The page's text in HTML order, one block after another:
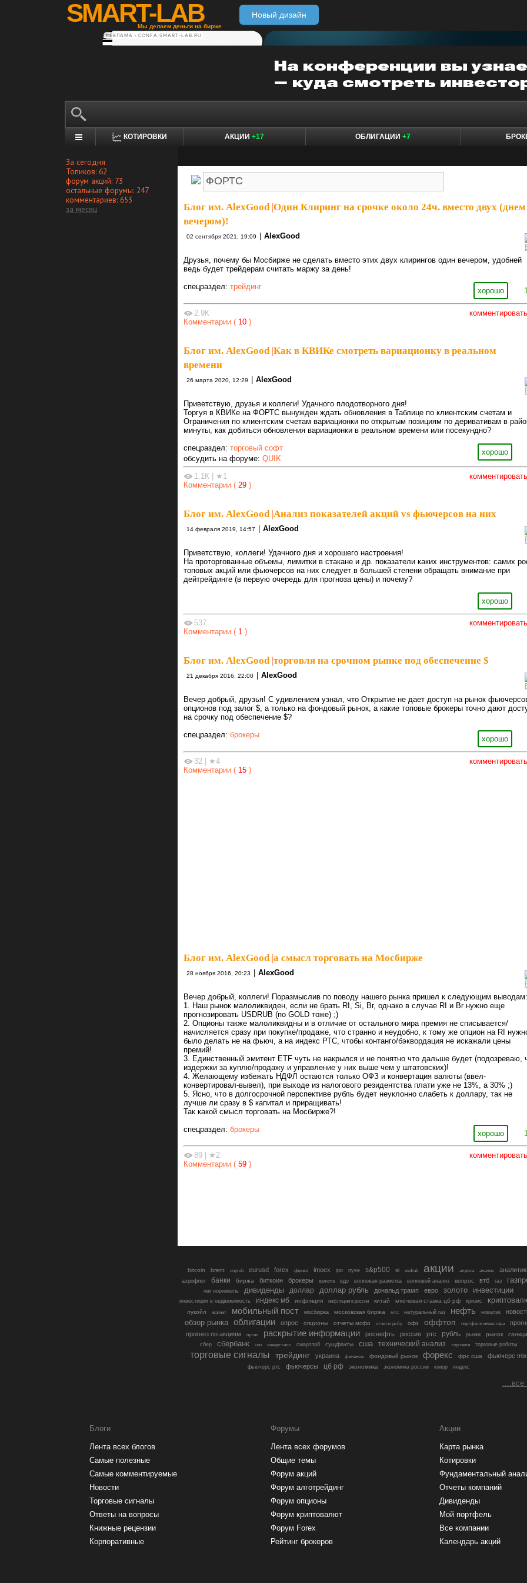
SMART-LAB
Мы делаем деньги на бирже
Новый дизайн
РЕКЛАМА • CONFA.SMART-LAB.RU
КОТИРОВКИ АКЦИИ +17 ОБЛИГАЦИИ +7
За сегодня
Топиков: 62
форум акций: 73
остальные форумы: 247
комментариев: 653
за месяц
Блог им. AlexGood| Один Клиринг на срочке около 24ч. вместо двух
вечером)!
02 сентября 2021, 19:09 AlexGood
Друзья, почему бы Мосбирже не сделать вместо этих двух клирингов один вечером, удобней
ведь будет трейдерам считать маржу за день!
хорошо
спецраздел: трейдинг
комментировать
2.9К
Комментарии ( 10 )
Блог им. AlexGood |Как в КВИКе смотреть вариационку в реальном
времени
26 марта 2020, 12:29 | AlexGood
Приветствую, друзья и коллеги! Удачного плодотворного дня!
Торгуя в КВИКе на ФОРТС вынужден ждать обновления в Таблице по клиентским счетам и
Ограничения по клиентским счетам вариационки по открытым позициям по деривативам в
минуты, как добиться обновления вариационки в реальном времени или посекундно?
хорошо
спецраздел: торговый софт
обсудить на форуме: QUIK
комментировать
1.1К
★1
Комментарии ( 29 )
Блог им. AlexGood|Анализ показателей акций vs фьючерсов на них
14 февраля 2019, 14:57 AlexGood
Приветствую, коллеги! Удачного дня и хорошего настроения!
На проторгованные объемы, лимитки в стакане и др. показатели каких инструментов: cамих
топовых акций или фьючерсов на них следует в большей степени обращать внимание при
дейтрейдинге (в первую очередь для прогноза цены) и почему?
хорошо
комментировать
537
Комментарии ( 1 )
Блог им. AlexGood| торговля на срочном рынке под обеспечение $
21 декабря 2016, 22:00 AlexGood
Вечер добрый, друзья! С удивлением узнал, что Открытие не дает доступ на рынок
опционов под залог $, а только на фондовый рынок, а какие топовые брокеры точно дают
на срочку под обеспечение $?
хорошо
спецраздел: брокеры
комментировать
32 | ★4
Комментарии ( 15 )
Блог им. AlexGood |а смысл торговать на Мосбирже
28 ноября 2016, 20:23 | AlexGood
Вечер добрый, коллеги! Поразмыслив по поводу нашего рынка пришел к следующим выводам:
1. Наш рынок малоликвиден, если не брать RI, Si, Br, однако в случае RI и Br нужно еще
прогнозировать USDRUB (по GOLD тоже) ;)
2. Опционы также малоликвидны и в отличие от остального мира премия не списывается/
начисляется сразу при покупке/продаже, что странно и неудобно, к тому же опцион на RI
было делать не на фьюч, а на индекс РТС, чтобы контанго/бэквордация не искажали цены
премий!
3. Единственный эмитент ETF чуть не накрылся и не понятно что дальше будет (подозреваю,
издержки за куплю/продажу и управление у них выше чем у штатовских)!
4. Желающему избежать НДФЛ остаются только ОФЗ и конвертация валюты (ввел-
конвертировал-вывел), при выходе из налогового резидентства плати уже не 13%, а 30% ;)
5. Ясно, что в долгосрочной перспективе рубль будет неуклонно слабеть к доллару, так не
лучше ли сразу в $ капитал и приращивать!
Так какой смысл торговать на Mосбирже?!
хорошо
спецраздел: брокеры
комментировать
89
★2
Комментарии ( 59 )
bitcoin brent cnyrub eurusd forex gbpusd imoex ipo nyse s&p500 si usdrub акции алроса анализ
аэрофлот банки биржа биткоин брокеры валюта вдо волновая разметка волновой анализ вопрос втб газ
гмк норникель дивиденды доллар доллар рубль дональд трамп евро золото инвестиции
инвестиции в недвижимость индекс мб инфляция инфляция в россии китай ключевая ставка цб рф кризис
лукойл магнит мобильный пост мосбиржа московская биржа мтс натуральный газ нефть новатэк
обзор рынка облигации опрос опционы отчеты мсфо отчеты рсбу офз оффтоп портфель инвестора
прогноз по акциям
путин раскрытие информации роснефть россия ртс рубль рынки рынок
сбер сбербанк сво северсталь смартлаб сущфакты сша технический анализ торговля торговые роботы
торговые сигналы трейдинг украина финансы фондовый рынок форекс фрс сша фьючерс mix
фьючерс ртс фьючерсы цб рф экономика экономика россии юмор яндекс
....все
Блоги
Лента всех блогов
Самые полезные
Самые комментируемые
Новости
Торговые сигналы
Ответы на вопросы
Книжные рецензии
Корпоративные
Форумы
Лента всех форумов
Общие темы
Форум акций
Форум алготрейдинг
Форум опционы
Форум криптовалют
Форум Forex
Рейтинг брокеров
Акции
Карта рынка
Котировки
Фундаментальный
Отчеты компаний
Дивиденды
Мой портфель
Все компании
Календарь акций